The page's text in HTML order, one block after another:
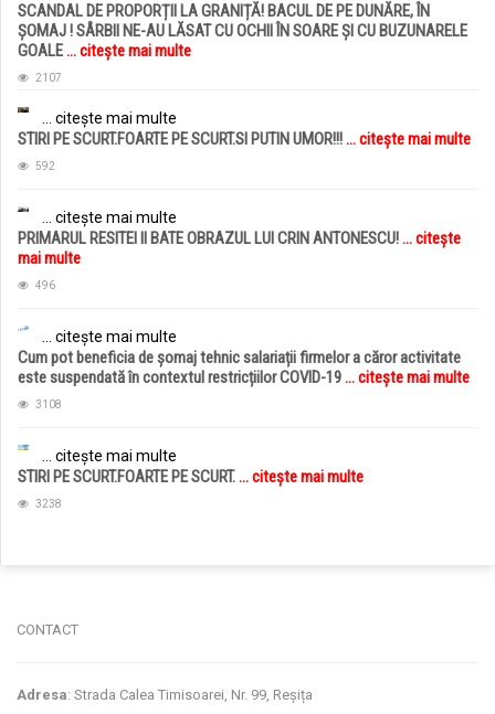
SCANDAL DE PROPORȚII LA GRANIȚĂ! BACUL DE PE DUNĂRE, ÎN
ȘOMAJ ! SÂRBII NE-AU LĂSAT CU OCHII ÎN SOARE ȘI CU BUZUNARELE
GOALE... citește mai multe
2107
... citește mai multe
STIRI PE SCURT.FOARTE PE SCURT.SI PUTIN UMOR!!!... citește mai multe
592
... citește mai multe
PRIMARUL RESITEI II BATE OBRAZUL LUI CRIN ANTONESCU!... citește
mai multe
496
... citește mai multe
Cum pot beneficia de șomaj tehnic salariații firmelor a căror activitate
este suspendată în contextul restricțiilor COVID-19... citește mai multe
3108
... citește mai multe
STIRI PE SCURT.FOARTE PE SCURT.... citește mai multe
3238
CONTACT
Adresa: Strada Calea Timisoarei, Nr. 99, Reșița